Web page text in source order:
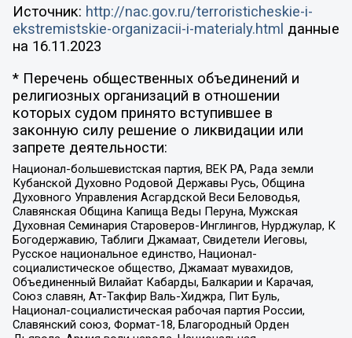
Источник: http://nac.gov.ru/terroristicheskie-i-
ekstremistskie-organizacii-i-materialy.html данные
на 16.11.2023
* Перечень общественных объединений и
религиозных организаций в отношении
которых судом принято вступившее в
законную силу решение о ликвидации или
запрете деятельности:
Национал-большевистская партия, ВЕК РА, Рада земли
Кубанской Духовно Родовой Державы Русь, Община
Духовного Управления Асгардской Веси Беловодья,
Славянская Община Капища Веды Перуна, Мужская
Духовная Семинария Староверов-Инглингов, Нурджулар, К
Богодержавию, Таблиги Джамаат, Свидетели Иеговы,
Русское национальное единство, Национал-
социалистическое общество, Джамаат мувахидов,
Объединенный Вилайат Кабарды, Балкарии и Карачая,
Союз славян, Ат-Такфир Валь-Хиджра, Пит Буль,
Национал-социалистическая рабочая партия России,
Славянский союз, Формат-18, Благородный Орден